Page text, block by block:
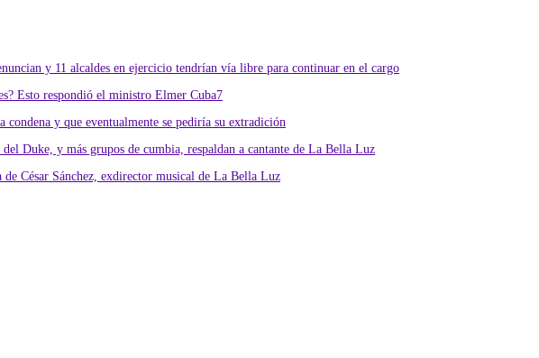
y 11 alcaldes en ejercicio tendrían vía libre para continuar en el cargo
Esto respondió el ministro Elmer Cuba7
y que eventualmente se pediría su extradición
Duke, y más grupos de cumbia, respaldan a cantante de La Bella Luz
César Sánchez, exdirector musical de La Bella Luz